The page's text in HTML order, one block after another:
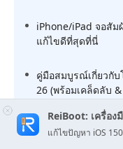
iPhone/iPad จอสัม
แก้ไขดีที่สุดที่นี่
คู่มือสมบูรณ์เกี่ยวกับ
26 (พร้อมเคล็ดลับ
หัวข้อทั้งหมด
ReiBoot: เครื่อง
แก้ไขปัญหา iOS